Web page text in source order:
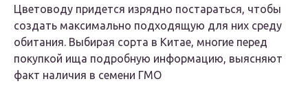
Цветоводу придется изрядно постараться, чтобы
создать максимально подходящую для них среду
обитания. Выбирая сорта в Китае, многие перед
покупкой ища подробную информацию, выясняют
факт наличия в семени ГМО